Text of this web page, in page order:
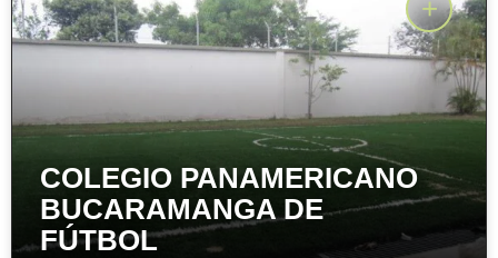
COLEGIO PANAMERICANO
BUCARAMANGA DE
FÚTBOL